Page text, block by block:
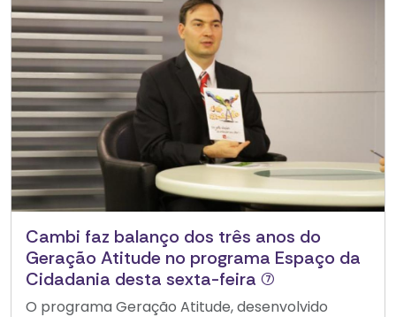
Cambi faz balanço dos três anos do
Geração Atitude no programa Espaço da
Cidadania desta sexta-feira (7)
O programa Geração Atitude, desenvolvido